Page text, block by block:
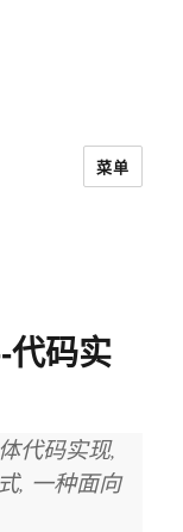
菜单
代码实
代码实现,
, 一种面向